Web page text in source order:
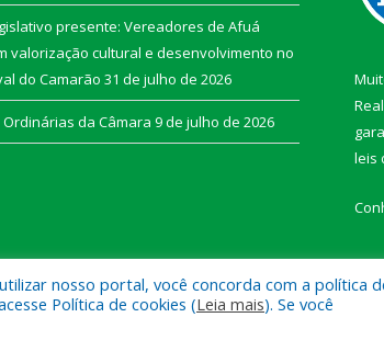
presente: Vereadores de Afuá
valorização cultural e desenvolvimento no
do Camarão 31 de julho de 2026
da Câmara 9 de julho de 2026
leis
nosso portal, você concorda com a política
Política de cookies (Leia mais). Se você